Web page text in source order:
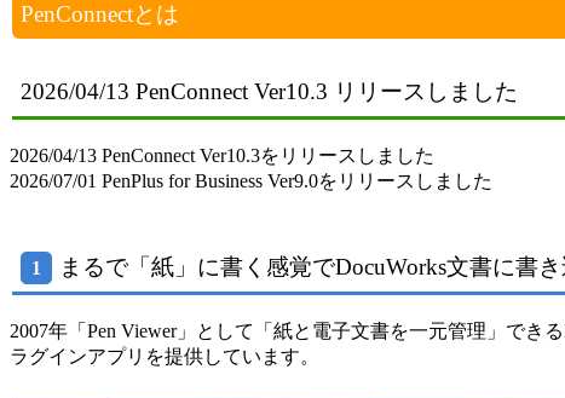
PenConnectとは
2026/04/13 PenConnect Ver10.3 リリースしました
2026/04/13 PenConnect Ver10.3をリリースしました
2026/07/01 PenPlus for Business Ver9.0をリリースしました
1 まるで「紙」に書く感覚でDocuWorks文書に書
2007年「Pen Viewer」として「紙と電子文書を一元管理」でき
ラグインアプリを提供しています。